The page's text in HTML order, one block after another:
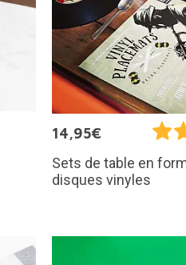
14,95€
Sets de table en
disques vinyles